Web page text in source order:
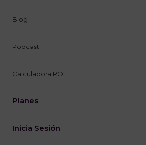
Blog
Podcast
Calculadora ROI
Planes
Inicia Sesión